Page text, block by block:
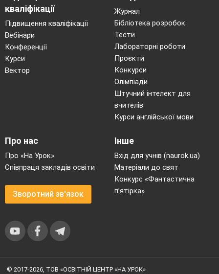
кваліфікації
Підвищення кваліфікації
Вебінари
Конференції
Курси
Вектор
Журнал
Бібліотека розробок
Тести
Лабораторні роботи
Проєкти
Конкурси
Олімпіади
Штучний інтелект для
вчителів
Курси англійської мови
Про нас
Про «На Урок»
Співпраця закладів освіти
Зворотний зв'язок
Інше
Вхід для учнів (naurok.ua)
Матеріали до свят
Конкурс «Фантастична
п’ятірка»
© 2017-2026, ТОВ «ОСВІТНІЙ ЦЕНТР «НА УРОК»